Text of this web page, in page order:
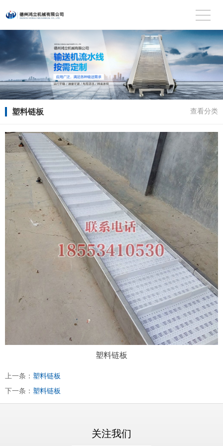
塑料链板 查看分类
塑料链板
上一条： 塑料链板
下一条： 塑料链板
关注我们